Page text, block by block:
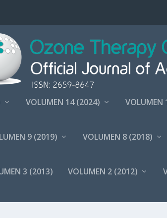
VOLUMEN 14 (2024) VOLUMEN
9 (2019) VOLUMEN 8 (2018)
3 (2013) VOLUMEN 2 (2012)